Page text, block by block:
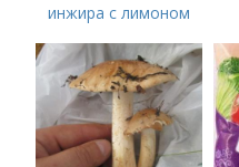
инжира с лимоном